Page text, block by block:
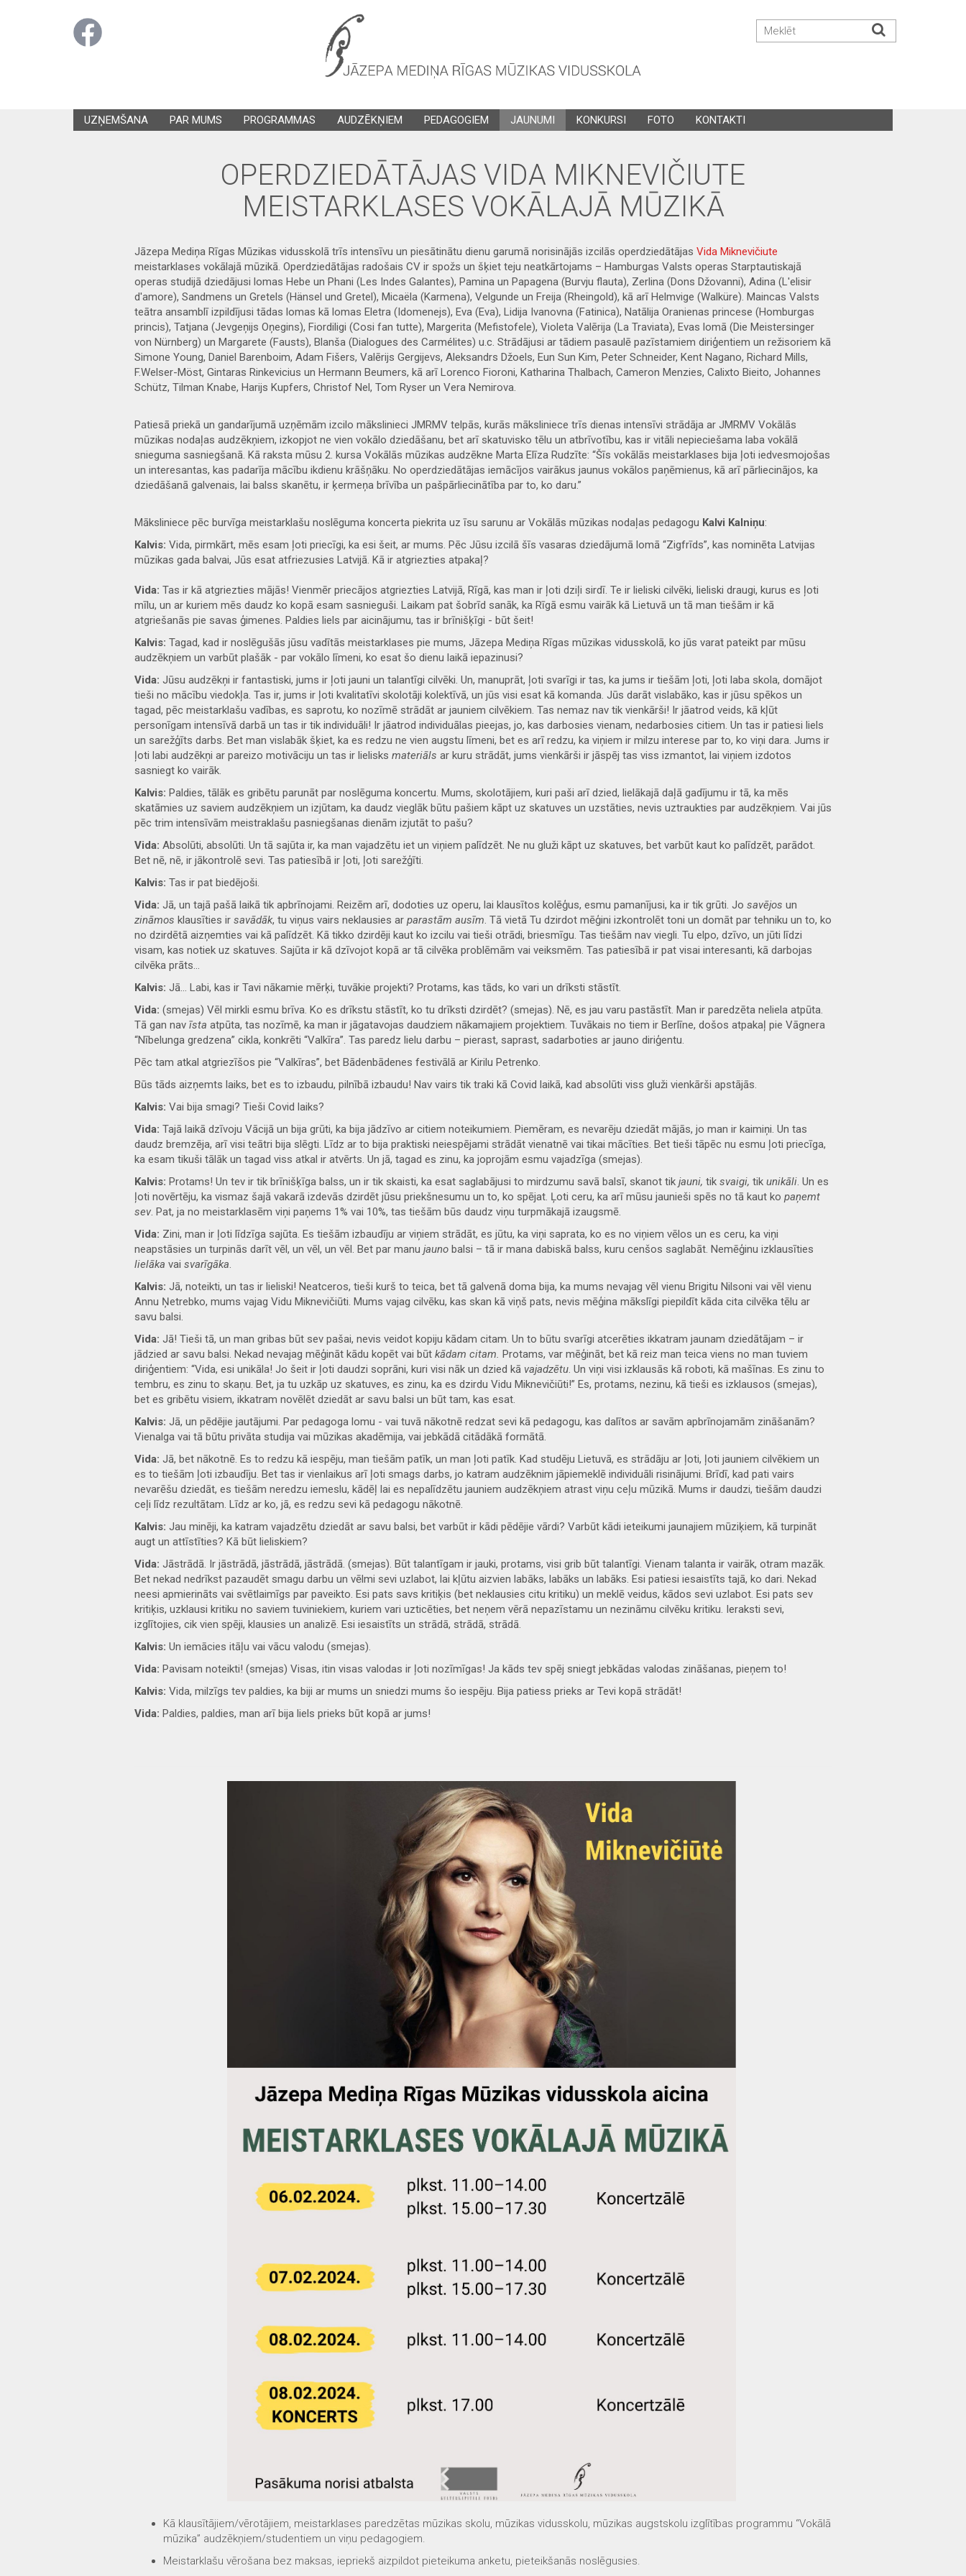
UZŅEMŠANA PAR MUMS PROGRAMMAS AUDZĒKŅIEM PEDAGOGIEM JAUNUMI KONKURSI FOTO KONTAKTI
OPERDZIEDĀTĀJAS VIDA MIKNEVIČIUTE
MEISTARKLASES VOKĀLAJĀ MŪZIKĀ
Jāzepa Mediņa Rīgas Mūzikas vidusskolā trīs intensīvu un piesātinātu dienu garumā norisinājās izcilās operdziedātājas Vida Miknevičiute
meistarklases vokālajā mūzikā. Operdziedātājas radošais CV ir spožs un šķiet teju neatkārtojams – Hamburgas Valsts operas Starptautiskajā
operas studijā dziedājusi lomas Hebe un Phani (Les Indes Galantes), Pamina un Papagena (Burvju flauta), Zerlina (Dons Džovanni), Adina (L'elisir
d'amore), Sandmens un Gretels (Hänsel und Gretel), Micaëla (Karmena), Velgunde un Freija (Rheingold), kā arī Helmvige (Walküre). Maincas Valsts
teātra ansamblī izpildījusi tādas lomas kā lomas Eletra (Idomenejs), Eva (Eva), Lidija Ivanovna (Fatinica), Natālija Oranienas princese (Homburgas
princis), Tatjana (Jevgeņijs Oņegins), Fiordiligi (Cosi fan tutte), Margerita (Mefistofele), Violeta Valērija (La Traviata), Evas lomā (Die Meistersinger
von Nürnberg) un Margarete (Fausts), Blanša (Dialogues des Carmélites) u.c. Strādājusi ar tādiem pasaulē pazīstamiem diriģentiem un režisoriem kā
Simone Young, Daniel Barenboim, Adam Fišers, Valērijs Gergijevs, Aleksandrs Džoels, Eun Sun Kim, Peter Schneider, Kent Nagano, Richard Mills,
F.Welser-Möst, Gintaras Rinkevicius un Hermann Beumers, kā arī Lorenco Fioroni, Katharina Thalbach, Cameron Menzies, Calixto Bieito, Johannes
Schütz, Tilman Knabe, Harijs Kupfers, Christof Nel, Tom Ryser un Vera Nemirova.
Patiesā priekā un gandarījumā uzņēmām izcilo mākslinieci JMRMV telpās, kurās māksliniece trīs dienas intensīvi strādāja ar JMRMV Vokālās
mūzikas nodaļas audzēkņiem, izkopjot ne vien vokālo dziedāšanu, bet arī skatuvisko tēlu un atbrīvotību, kas ir vitāli nepieciešama laba vokālā
snieguma sasniegšanā. Kā raksta mūsu 2. kursa Vokālās mūzikas audzēkne Marta Elīza Rudzīte: “Šīs vokālās meistarklases bija ļoti iedvesmojošas
un interesantas, kas padarīja mācību ikdienu krāšņāku. No operdziedātājas iemācījos vairākus jaunus vokālos paņēmienus, kā arī pārliecinājos, ka
dziedāšanā galvenais, lai balss skanētu, ir ķermeņa brīvība un pašpārliecinātība par to, ko daru.”
Māksliniece pēc burvīga meistarklašu noslēguma koncerta piekrita uz īsu sarunu ar Vokālās mūzikas nodaļas pedagogu Kalvi Kalniņu:
Kalvis: Vida, pirmkārt, mēs esam ļoti priecīgi, ka esi šeit, ar mums. Pēc Jūsu izcilā šīs vasaras dziedājumā lomā “Zigfrīds”, kas nominēta Latvijas
mūzikas gada balvai, Jūs esat atfriezusies Latvijā. Kā ir atgriezties atpakaļ?
Vida: Tas ir kā atgriezties mājās! Vienmēr priecājos atgriezties Latvijā, Rīgā, kas man ir ļoti dziļi sirdī. Te ir lieliski cilvēki, lieliski draugi, kurus es ļoti
mīlu, un ar kuriem mēs daudz ko kopā esam sasnieguši. Laikam pat šobrīd sanāk, ka Rīgā esmu vairāk kā Lietuvā un tā man tiešām ir kā
atgriešanās pie savas ģimenes. Paldies liels par aicinājumu, tas ir brīnišķīgi - būt šeit!
Kalvis: Tagad, kad ir noslēgušās jūsu vadītās meistarklases pie mums, Jāzepa Mediņa Rīgas mūzikas vidusskolā, ko jūs varat pateikt par mūsu
audzēkņiem un varbūt plašāk - par vokālo līmeni, ko esat šo dienu laikā iepazinusi?
Vida: Jūsu audzēkņi ir fantastiski, jums ir ļoti jauni un talantīgi cilvēki. Un, manuprāt, ļoti svarīgi ir tas, ka jums ir tiešām ļoti, ļoti laba skola, domājot
tieši no mācību viedokļa. Tas ir, jums ir ļoti kvalitatīvi skolotāji kolektīvā, un jūs visi esat kā komanda. Jūs darāt vislabāko, kas ir jūsu spēkos un
tagad, pēc meistarklašu vadības, es saprotu, ko nozīmē strādāt ar jauniem cilvēkiem. Tas nemaz nav tik vienkārši! Ir jāatrod veids, kā kļūt
personīgam intensīvā darbā un tas ir tik individuāli! Ir jāatrod individuālas pieejas, jo, kas darbosies vienam, nedarbosies citiem. Un tas ir patiesi liels
un sarežģīts darbs. Bet man vislabāk šķiet, ka es redzu ne vien augstu līmeni, bet es arī redzu, ka viņiem ir milzu interese par to, ko viņi dara. Jums ir
ļoti labi audzēkņi ar pareizo motivāciju un tas ir lielisks materiāls ar kuru strādāt, jums vienkārši ir jāspēj tas viss izmantot, lai viņiem izdotos
sasniegt ko vairāk.
Kalvis: Paldies, tālāk es gribētu parunāt par noslēguma koncertu. Mums, skolotājiem, kuri paši arī dzied, lielākajā daļā gadījumu ir tā, ka mēs
skatāmies uz saviem audzēkņiem un izjūtam, ka daudz vieglāk būtu pašiem kāpt uz skatuves un uzstāties, nevis uztraukties par audzēkņiem. Vai jūs
pēc trim intensīvām meistraklašu pasniegšanas dienām izjutāt to pašu?
Vida: Absolūti, absolūti. Un tā sajūta ir, ka man vajadzētu iet un viņiem palīdzēt. Ne nu gluži kāpt uz skatuves, bet varbūt kaut ko palīdzēt, parādot.
Bet nē, nē, ir jākontrolē sevi. Tas patiesībā ir ļoti, ļoti sarežģīti.
Kalvis: Tas ir pat biedējoši.
Vida: Jā, un tajā pašā laikā tik apbrīnojami. Reizēm arī, dodoties uz operu, lai klausītos kolēģus, esmu pamanījusi, ka ir tik grūti. Jo savējos un
zināmos klausīties ir savādāk, tu viņus vairs neklausies ar parastām ausīm. Tā vietā Tu dzirdot mēģini izkontrolēt toni un domāt par tehniku un to, ko
no dzirdētā aizņemties vai kā palīdzēt. Kā tikko dzirdēji kaut ko izcilu vai tieši otrādi, briesmīgu. Tas tiešām nav viegli. Tu elpo, dzīvo, un jūti līdzi
visam, kas notiek uz skatuves. Sajūta ir kā dzīvojot kopā ar tā cilvēka problēmām vai veiksmēm. Tas patiesībā ir pat visai interesanti, kā darbojas
cilvēka prāts…
Kalvis: Jā… Labi, kas ir Tavi nākamie mērķi, tuvākie projekti? Protams, kas tāds, ko vari un drīksti stāstīt.
Vida: (smejas) Vēl mirkli esmu brīva. Ko es drīkstu stāstīt, ko tu drīksti dzirdēt? (smejas). Nē, es jau varu pastāstīt. Man ir paredzēta neliela atpūta.
Tā gan nav īsta atpūta, tas nozīmē, ka man ir jāgatavojas daudziem nākamajiem projektiem. Tuvākais no tiem ir Berlīne, došos atpakaļ pie Vāgnera
“Nībelunga gredzena” cikla, konkrēti “Valkīra”. Tas paredz lielu darbu – pierast, saprast, sadarboties ar jauno diriģentu.
Pēc tam atkal atgriezīšos pie “Valkīras”, bet Bādenbādenes festivālā ar Kirilu Petrenko.
Būs tāds aizņemts laiks, bet es to izbaudu, pilnībā izbaudu! Nav vairs tik traki kā Covid laikā, kad absolūti viss gluži vienkārši apstājās.
Kalvis: Vai bija smagi? Tieši Covid laiks?
Vida: Tajā laikā dzīvoju Vācijā un bija grūti, ka bija jādzīvo ar citiem noteikumiem. Piemēram, es nevarēju dziedāt mājās, jo man ir kaimiņi. Un tas
daudz bremzēja, arī visi teātri bija slēgti. Līdz ar to bija praktiski neiespējami strādāt vienatnē vai tikai mācīties. Bet tieši tāpēc nu esmu ļoti priecīga,
ka esam tikuši tālāk un tagad viss atkal ir atvērts. Un jā, tagad es zinu, ka joprojām esmu vajadzīga (smejas).
Kalvis: Protams! Un tev ir tik brīnišķīga balss, un ir tik skaisti, ka esat saglabājusi to mirdzumu savā balsī, skanot tik jauni, tik svaigi, tik unikāli. Un es
ļoti novērtēju, ka vismaz šajā vakarā izdevās dzirdēt jūsu priekšnesumu un to, ko spējat. Ļoti ceru, ka arī mūsu jaunieši spēs no tā kaut ko paņemt
sev. Pat, ja no meistarklasēm viņi paņems 1% vai 10%, tas tiešām būs daudz viņu turpmākajā izaugsmē.
Vida: Zini, man ir ļoti līdzīga sajūta. Es tiešām izbaudīju ar viņiem strādāt, es jūtu, ka viņi saprata, ko es no viņiem vēlos un es ceru, ka viņi
neapstāsies un turpinās darīt vēl, un vēl, un vēl. Bet par manu jauno balsi – tā ir mana dabiskā balss, kuru cenšos saglabāt. Nemēģinu izklausīties
lielāka vai svarīgāka.
Kalvis: Jā, noteikti, un tas ir lieliski! Neatceros, tieši kurš to teica, bet tā galvenā doma bija, ka mums nevajag vēl vienu Brigitu Nilsoni vai vēl vienu
Annu Ņetrebko, mums vajag Vidu Miknevičiūti. Mums vajag cilvēku, kas skan kā viņš pats, nevis mēģina mākslīgi piepildīt kāda cita cilvēka tēlu ar
savu balsi.
Vida: Jā! Tieši tā, un man gribas būt sev pašai, nevis veidot kopiju kādam citam. Un to būtu svarīgi atcerēties ikkatram jaunam dziedātājam – ir
jādzied ar savu balsi. Nekad nevajag mēģināt kādu kopēt vai būt kādam citam. Protams, var mēģināt, bet kā reiz man teica viens no man tuviem
diriģentiem: “Vida, esi unikāla! Jo šeit ir ļoti daudzi soprāni, kuri visi nāk un dzied kā vajadzētu. Un viņi visi izklausās kā roboti, kā mašīnas. Es zinu to
tembru, es zinu to skaņu. Bet, ja tu uzkāp uz skatuves, es zinu, ka es dzirdu Vidu Miknevičiūti!” Es, protams, nezinu, kā tieši es izklausos (smejas),
bet es gribētu visiem, ikkatram novēlēt dziedāt ar savu balsi un būt tam, kas esat.
Kalvis: Jā, un pēdējie jautājumi. Par pedagoga lomu - vai tuvā nākotnē redzat sevi kā pedagogu, kas dalītos ar savām apbrīnojamām zināšanām?
Vienalga vai tā būtu privāta studija vai mūzikas akadēmija, vai jebkādā citādākā formātā.
Vida: Jā, bet nākotnē. Es to redzu kā iespēju, man tiešām patīk, un man ļoti patīk. Kad studēju Lietuvā, es strādāju ar ļoti, ļoti jauniem cilvēkiem un
es to tiešām ļoti izbaudīju. Bet tas ir vienlaikus arī ļoti smags darbs, jo katram audzēknim jāpiemeklē individuāli risinājumi. Brīdī, kad pati vairs
nevarēšu dziedāt, es tiešām neredzu iemeslu, kādēļ lai es nepalīdzētu jauniem audzēkņiem atrast viņu ceļu mūzikā. Mums ir daudzi, tiešām daudzi
ceļi līdz rezultātam. Līdz ar ko, jā, es redzu sevi kā pedagogu nākotnē.
Kalvis: Jau minēji, ka katram vajadzētu dziedāt ar savu balsi, bet varbūt ir kādi pēdējie vārdi? Varbūt kādi ieteikumi jaunajiem mūziķiem, kā turpināt
augt un attīstīties? Kā būt lieliskiem?
Vida: Jāstrādā. Ir jāstrādā, jāstrādā, jāstrādā. (smejas). Būt talantīgam ir jauki, protams, visi grib būt talantīgi. Vienam talanta ir vairāk, otram mazāk.
Bet nekad nedrīkst pazaudēt smagu darbu un vēlmi sevi uzlabot, lai kļūtu aizvien labāks, labāks un labāks. Esi patiesi iesaistīts tajā, ko dari. Nekad
neesi apmierināts vai svētlaimīgs par paveikto. Esi pats savs kritiķis (bet neklausies citu kritiku) un meklē veidus, kādos sevi uzlabot. Esi pats sev
kritiķis, uzklausi kritiku no saviem tuviniekiem, kuriem vari uzticēties, bet neņem vērā nepazīstamu un nezināmu cilvēku kritiku. Ieraksti sevi,
izglītojies, cik vien spēji, klausies un analizē. Esi iesaistīts un strādā, strādā, strādā.
Kalvis: Un iemācies itāļu vai vācu valodu (smejas).
Vida: Pavisam noteikti! (smejas) Visas, itin visas valodas ir ļoti nozīmīgas! Ja kāds tev spēj sniegt jebkādas valodas zināšanas, pieņem to!
Kalvis: Vida, milzīgs tev paldies, ka biji ar mums un sniedzi mums šo iespēju. Bija patiess prieks ar Tevi kopā strādāt!
Vida: Paldies, paldies, man arī bija liels prieks būt kopā ar jums!
Kā klausītājiem/vērotājiem, meistarklases paredzētas mūzikas skolu, mūzikas vidusskolu, mūzikas augstskolu izglītības programmu “Vokālā
mūzika” audzēkņiem/studentiem un viņu pedagogiem.
Meistarklašu vērošana bez maksas, iepriekš aizpildot pieteikuma anketu, pieteikšanās noslēgusies.